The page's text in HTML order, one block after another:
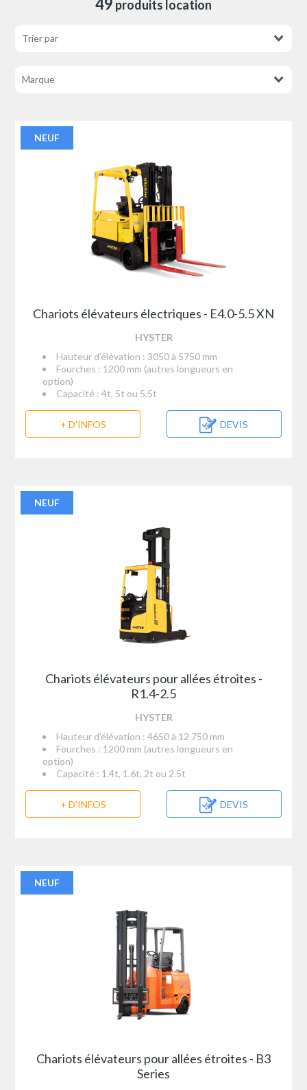
49 produits location
NEUF
Chariots élévateurs électriques - E4.0-5.5 XN
HYSTER
Hauteur d'élévation : 3050 à 5750 mm
Fourches : 1200 mm (autres longueurs en
option)
Capacité : 4t, 5t ou 5.5t
+ D'INFOS DEVIS
NEUF
Chariots élévateurs pour allées étroites -
R1.4-2.5
HYSTER
Hauteur d'élévation : 4650 à 12 750 mm
Fourches : 1200 mm (autres longueurs en
option)
Capacité : 1.4t, 1.6t, 2t ou 2.5t
+ D'INFOS DEVIS
NEUF
Chariots élévateurs pour allées étroites - B3
Series